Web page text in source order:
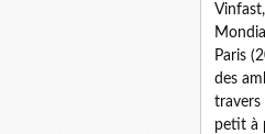
Paris
des
travers
petit à